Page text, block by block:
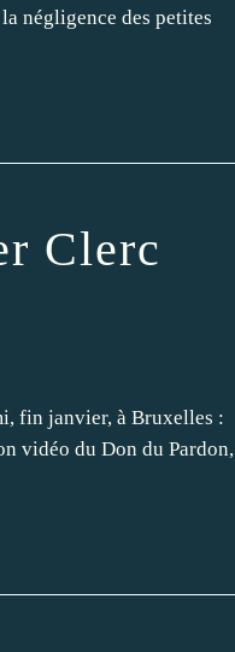
négligence des petites
Clerc
fin janvier, à Bruxelles :
vidéo du Don du Pardon,